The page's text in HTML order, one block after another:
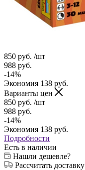
850 руб. /шт
988 руб.
-14%
Экономия 138 руб.
Варианты цен
850 руб. /шт
988 руб.
-14%
Экономия 138 руб.
Подробности
Есть в наличии
Нашли дешевле?
Рассчитать доставку